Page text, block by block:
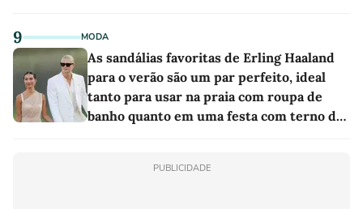
9 MODA
As sandálias favoritas de Erling Haaland
para o verão são um par perfeito, ideal
tanto para usar na praia com roupa de
banho quanto em uma festa com terno de
PUBLICIDADE